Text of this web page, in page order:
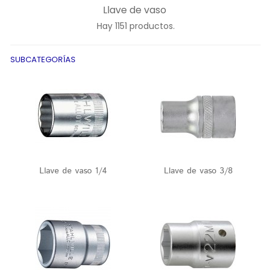
Llave de vaso
Hay 1151 productos.
SUBCATEGORÍAS
Llave de vaso 1/4 Llave de vaso 3/8